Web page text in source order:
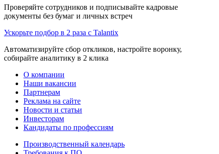
Проверяйте сотрудников и подписывайте кадровые
документы без бумаг и личных встреч
Ускорьте подбор в 2 раза с Talantix
Автоматизируйте сбор откликов, настройте воронку,
собирайте аналитику в 2 клика
О компании
Наши вакансии
Партнерам
Реклама на сайте
Новости и статьи
Инвесторам
Кандидаты по профессиям
Производственный календарь